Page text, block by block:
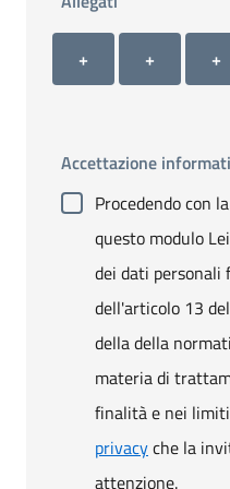
Allegato 1
+
Allegato 2
+ +
Accettazione
Procedendo con
questo modulo
dei dati
dell'articolo 13
della della
materia di
finalità e nei
privacyche la
attenzione.